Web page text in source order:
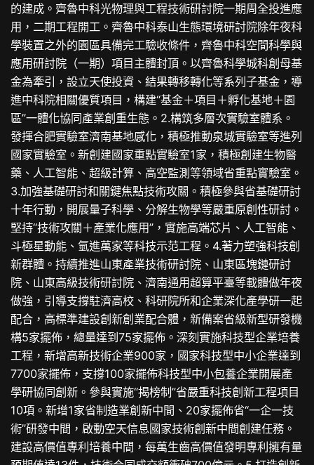
的建成。齊魯中科光物理與工程技術研討院一期周全投進應
用，二期工程開工。齊魯中科泰山生態環境研討院除年夜科
學裝置之外的園區具備完工驗收條件，齊魯中科空間科學與
應用研討院（一期）項目主體封頂。以齊魯科學城科創母基
金為牽引，設立天使投資、結果轉移轉化等系列子基金，導
進中科院相關優質項目，構建“基金＋項目＋孵化基地＋園
區”一體化協同產業創重生態。2.構筑多層次實驗室體系。
發揮合肥實驗室濟南基地感化，積極推動泉城實驗室等進列
國家實驗室。新創建國家重點實驗室1家，積極創建生物醫
藥、人工智能、超級計算、高空監測等領域省重點實驗室。
3.加強基礎研討和關鍵焦點技術攻關。積極參與省基礎研討
十年行動，開展量子科學、分解生物學等嚴重原創性研討。
堅持“技術攻關＋產業化應用”，實施高端芯片、人工智能、
斗極星動能、氫進萬家等科技示范工程。4.著力塑強科技創
新群體。持續推進山東產業技術研討院、山東區塊鏈研討
院、山東高級技術研討院、濟南通用超算平臺等載體做年夜
做強，引導支撐駐濟高校、科研院所和企業深化產學研一起
配合，高標準建設創新創業配合體，新備案省級新型研發機
構5家擺佈，總量達到75家擺佈。深刻實施科技型企業培養
工程，新增高新技術企業900家，國家科技型中小企業達到
7700家擺佈，支撐100家擺佈科技型中小包養企業開展產
學研協同創新。參與實施“揭榜制”省嚴重科技創新工程項目
10項。新增1家省制造業創新中間、20家擺佈省“一企一技
術”研發中間，啟動空天信息國家技術創新中間創建任務。
建設高價值專利培養中間，每萬生齒高價值發明專利擁有量